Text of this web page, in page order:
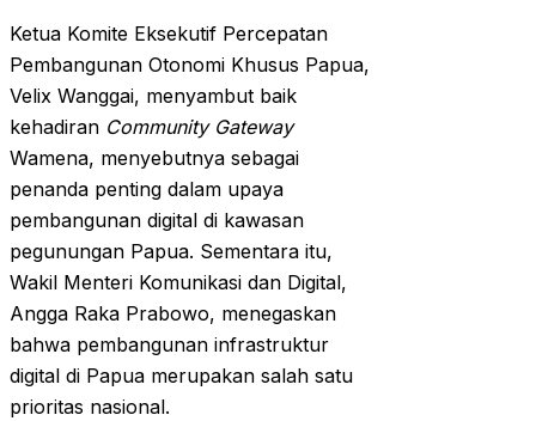
Ketua Komite Eksekutif Percepatan
Pembangunan Otonomi Khusus Papua,
Velix Wanggai, menyambut baik
kehadiran Community Gateway
Wamena, menyebutnya sebagai
penanda penting dalam upaya
pembangunan digital di kawasan
pegunungan Papua. Sementara itu,
Wakil Menteri Komunikasi dan Digital,
Angga Raka Prabowo, menegaskan
bahwa pembangunan infrastruktur
digital di Papua merupakan salah satu
prioritas nasional.